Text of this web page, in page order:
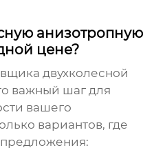
анизотропную
цене?
двухколесной
важный шаг для
вашего
вариантов, где